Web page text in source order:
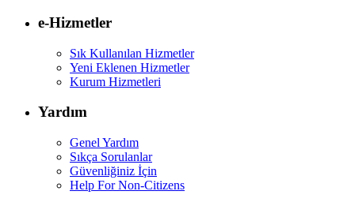
e-Hizmetler
Sık Kullanılan Hizmetler
Yeni Eklenen Hizmetler
Kurum Hizmetleri
Yardım
Genel Yardım
Sıkça Sorulanlar
Güvenliğiniz İçin
Help For Non-Citizens